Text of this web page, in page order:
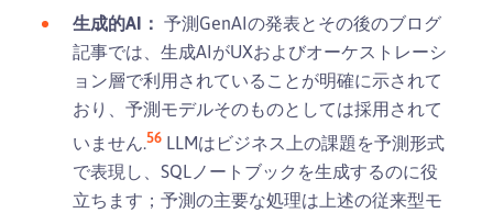
生成的AI： 予測GenAIの発表とその後のブログ
記事では、生成AIがUXおよびオーケストレーシ
ョン層で利用されていることが明確に示されて
おり、予測モデルそのものとしては採用されて
いません.56 LLMはビジネス上の課題を予測形式
で表現し、SQLノートブックを生成するのに役
立ちます；予測の主要な処理は上述の従来型モ